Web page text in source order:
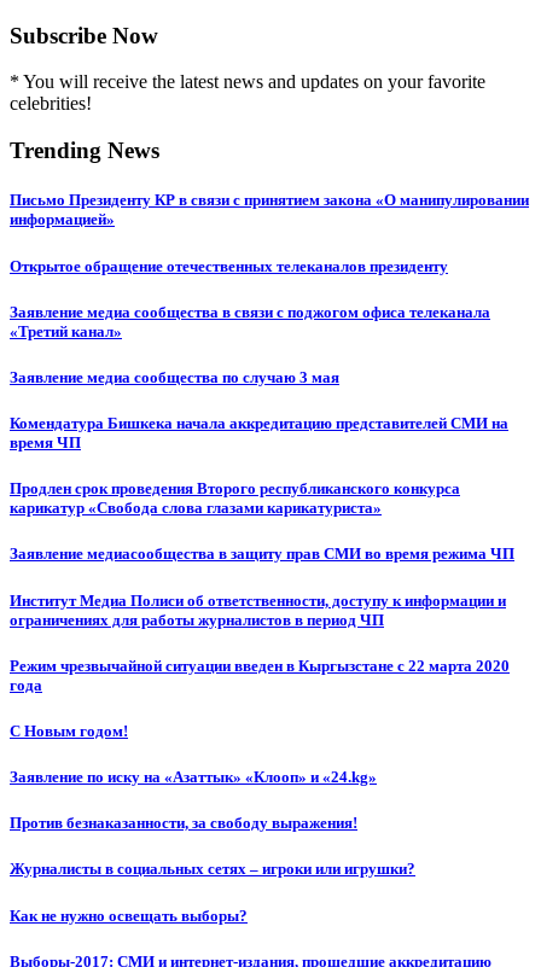
Subscribe Now
* You will receive the latest news and updates on your favorite
celebrities!
Trending News
Письмо Президенту КР в связи с принятием закона «О манипулировании
информацией»
Открытое обращение отечественных телеканалов президенту
Заявление медиа сообщества в связи с поджогом офиса телеканала
«Третий канал»
Заявление медиа сообщества по случаю 3 мая
Комендатура Бишкека начала аккредитацию представителей СМИ на
время ЧП
Продлен срок проведения Второго республиканского конкурса
карикатур «Свобода слова глазами карикатуриста»
Заявление медиасообщества в защиту прав СМИ во время режима ЧП
Институт Медиа Полиси об ответственности, доступу к информации и
ограничениях для работы журналистов в период ЧП
Режим чрезвычайной ситуации введен в Кыргызстане с 22 марта 2020
года
С Новым годом!
Заявление по иску на «Азаттык» «Клооп» и «24.kg»
Против безнаказанности, за свободу выражения!
Журналисты в социальных сетях – игроки или игрушки?
Как не нужно освещать выборы?
Выборы-2017: СМИ и интернет-издания, прошедшие аккредитацию